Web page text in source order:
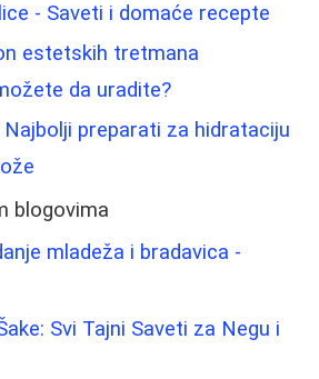
- Saveti i domaće recepte
estetskih tretmana
da uradite?
preparati za hidrataciju
blogovima
mladeža i bradavica -
Svi Tajni Saveti za Negu i